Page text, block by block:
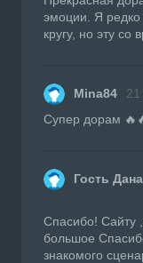
эмоции. Я
кругу, но эту
Mina84
Супер дорам
Гость Дана
Спасибо! Сайту
большое
знакомого